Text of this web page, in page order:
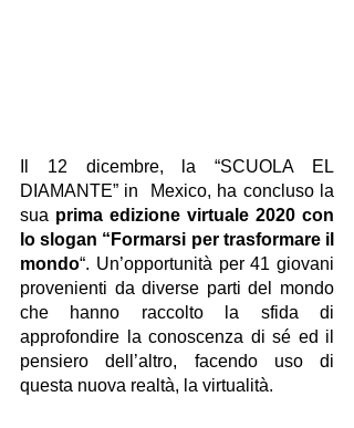
Il 12 dicembre, la “SCUOLA EL
DIAMANTE” in  Mexico, ha concluso la
sua prima edizione virtuale 2020 con
lo slogan “Formarsi per trasformare il
mondo“. Un’opportunità per 41 giovani
provenienti da diverse parti del mondo
che hanno raccolto la sfida di
approfondire la conoscenza di sé ed il
pensiero dell’altro, facendo uso di
questa nuova realtà, la virtualità.